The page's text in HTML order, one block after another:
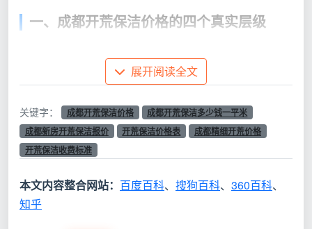
一、成都开荒保洁价格的四个真实层级
成都开荒保洁价格能差出五倍，不是因为有人在暴
利有人在慈善，而是因为你们讨论的根本不是同一件
事。
层级一：装修排渣（3-5元/㎡）——只是把垃圾清走
圾清走，地面过一遍拖把，窗户大面粗略擦一下。不做
柜体内部，不碰窗框槽，不管踢脚线和开关面板。
展开阅读全文
关键字： 成都开荒保洁价格
成都开荒保洁多少钱一平米
成都新房开荒保洁报价
开荒保洁价格表
成都精细开荒价格
开荒保洁收费标准
本文内容整合网站： 百度百科、 搜狗百科、 360百科、
知乎